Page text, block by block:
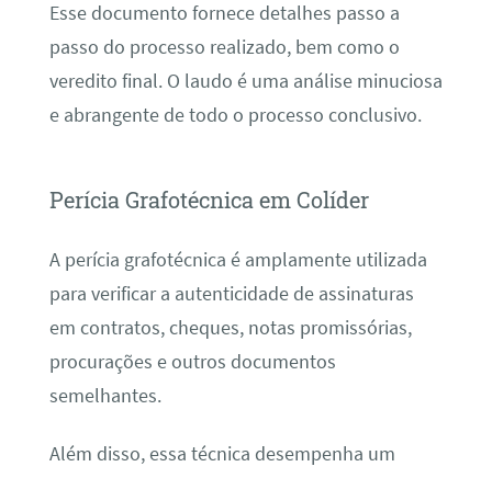
Esse documento fornece detalhes passo a
passo do processo realizado, bem como o
veredito final. O laudo é uma análise minuciosa
e abrangente de todo o processo conclusivo.
Perícia Grafotécnica em Colíder
A perícia grafotécnica é amplamente utilizada
para verificar a autenticidade de assinaturas
em contratos, cheques, notas promissórias,
procurações e outros documentos
semelhantes.
Além disso, essa técnica desempenha um